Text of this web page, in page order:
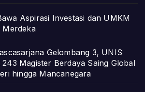
Aspirasi Investasi dan UMKM
Merdeka
Gelombang 3, UNIS
243 Magister Berdaya Saing Global
hingga Mancanegara